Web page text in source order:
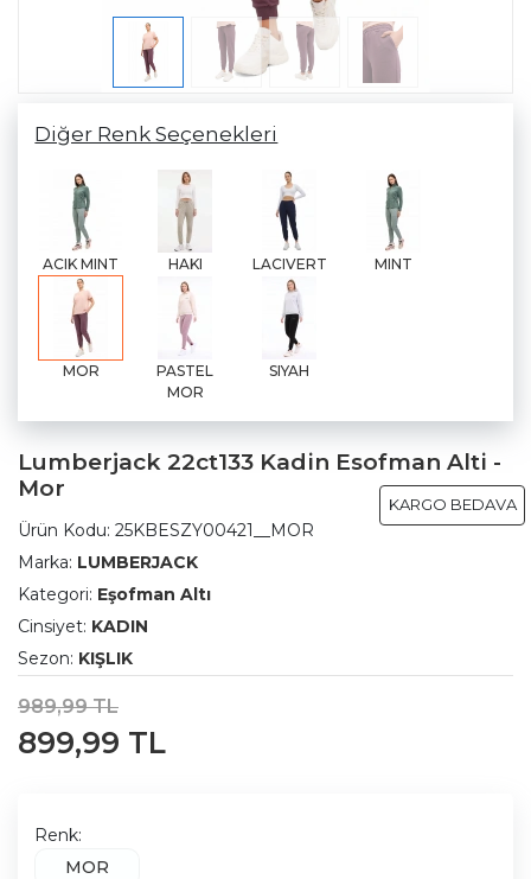
Diğer Renk Seçenekleri
ACIK MINT HAKI LACIVERT MINT
MOR
PASTEL
MOR
SIYAH
Lumberjack 22ct133 Kadin Esofman Alti -
Mor
KARGO BEDAVA
Ürün Kodu: 25KBESZY00421__MOR
Marka: LUMBERJACK
Kategori: Eşofman Altı
Cinsiyet: KADIN
Sezon: KIŞLIK
989,99 TL
899,99 TL
Renk:
MOR